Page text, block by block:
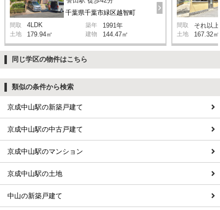
千葉県千葉市緑区越智町
間取 4LDK 築年 1991年
土地 179.94㎡ 建物 144.47㎡
間取 それ以上
土地 167.32㎡
同じ学区の物件はこちら
類似の条件から検索
京成中山駅の新築戸建て
京成中山駅の中古戸建て
京成中山駅のマンション
京成中山駅の土地
中山の新築戸建て